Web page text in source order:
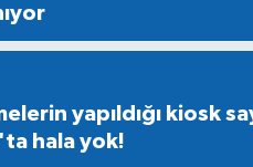
yapıldığı kiosk
hala yok!